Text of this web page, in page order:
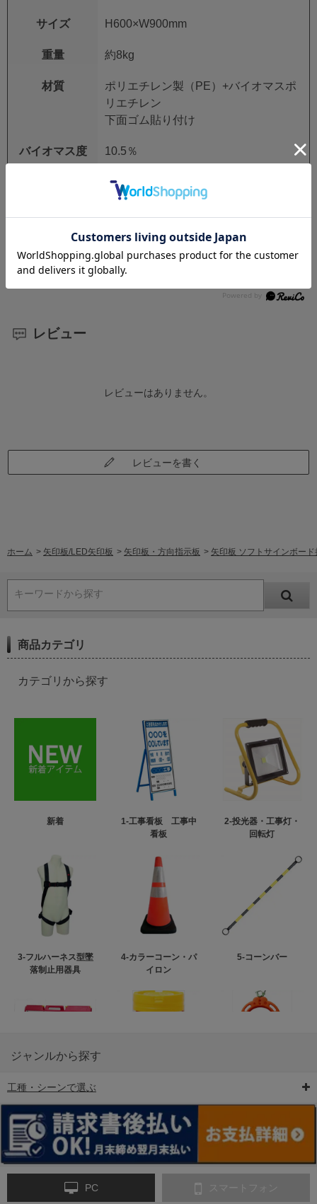
サイズ H600×W900mm
重量 約8kg
材質
ポリエチレン製（PE）+バイオマスポ
リエチレン
下面ゴム貼り付け
バイオマス度 10.5％
認定製品:日本有機資源協会 #230311
メーカー仕様変更のため、商品画像と一部異なる場
合がございます。予めご了承ください。
レビュー
レビューはありません。
レビューを書く
ホーム > 矢印板/LED矢印板 > 矢印板・方向指示板 > 矢印板 ソフトサインボー
キーワードから探す
商品カテゴリ
カテゴリから探す
新着
1-工事看板 工事中
看板
2-投光器・工事灯・
回転灯
3-フルハーネス型墜
落制止用器具
4-カラーコーン・パ
イロン
5-コーンバー
6-矢印板/LED矢印板
ンス
ジャンルから探す
工種・シーンで選ぶ
PC スマートフォン